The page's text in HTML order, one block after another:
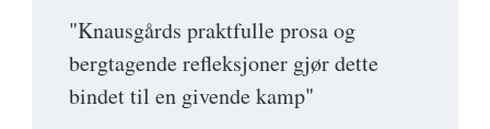
"Knausgårds praktfulle prosa og
bergtagende refleksjoner gjør dette
bindet til en givende kamp"